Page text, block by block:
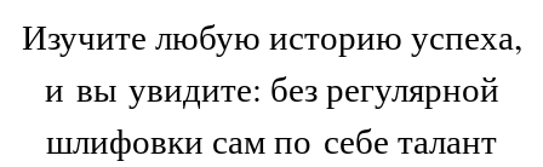
Изучите любую историю успеха,
и вы увидите: без регулярной
шлифовки сам по себе талант